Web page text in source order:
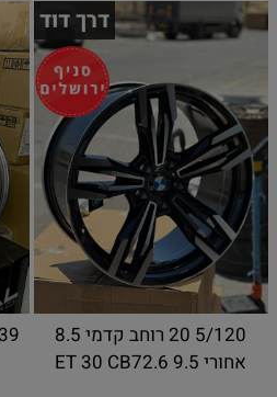
דרך דוד
5/120 20 רוחב קדמי 8.5
אחורי 9.5 ET 30 CB72.6